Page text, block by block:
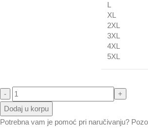
L
XL
2XL
3XL
4XL
5XL
Eric Cantona / Kantona ( Fudbal ) količina
Dodaj u korpu
Potrebna vam je pomoć pri naručivanju?